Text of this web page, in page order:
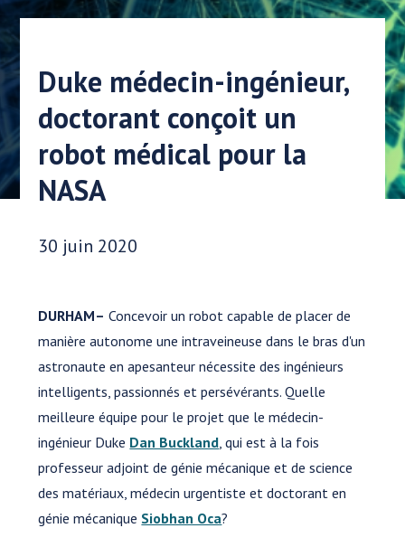
Duke médecin-ingénieur,
doctorant conçoit un
robot médical pour la
NASA
Date publiée:
30 juin 2020
DURHAM– Concevoir un robot capable de placer de
manière autonome une intraveineuse dans le bras d'un
astronaute en apesanteur nécessite des ingénieurs
intelligents, passionnés et persévérants. Quelle
meilleure équipe pour le projet que le médecin-
ingénieur Duke Dan Buckland , qui est à la fois
professeur adjoint de génie mécanique et de science
des matériaux, médecin urgentiste et doctorant en
génie mécanique Siobhan Oca?